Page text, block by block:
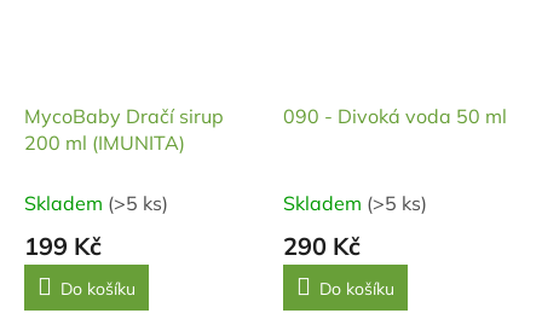
MycoBaby Dračí sirup
200 ml (IMUNITA)
Skladem (>5 ks)
199 Kč
Do košíku
090 - Divoká voda 50 ml
Skladem (>5 ks)
290 Kč
Do košíku